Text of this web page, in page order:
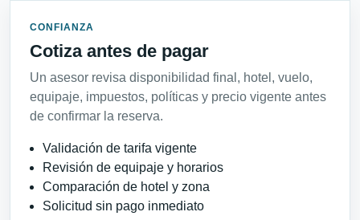
CONFIANZA
Cotiza antes de pagar
Un asesor revisa disponibilidad final, hotel, vuelo,
equipaje, impuestos, políticas y precio vigente antes
de confirmar la reserva.
Validación de tarifa vigente
Revisión de equipaje y horarios
Comparación de hotel y zona
Solicitud sin pago inmediato